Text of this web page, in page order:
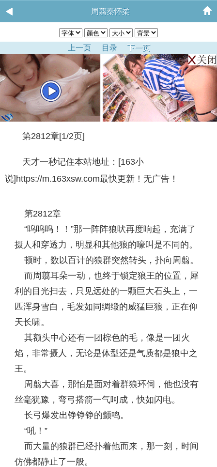
周翦秦怀柔
上一页 目录 下一页
第2812章[1/2页]
天才一秒记住本站地址：[163小
说]https://m.163xsw.com最快更新！无广告！
第2812章
“呜呜呜！！”那一阵阵狼吠再度响起，充满了
摄人和穿透力，明显和其他狼的嚎叫是不同的。
顿时，数以百计的狼群突然转头，扑向周翦。
而周翦耳朵一动，也终于锁定狼王的位置，犀
利的目光扫去，只见远处的一颗巨大石头上，一
匹浑身雪白，毛发如同绸缎的威猛巨狼，正在仰
天长啸。
其额头中心还有一团棕色的毛，像是一团火
焰，非常摄人，无论是体型还是气质都是狼中之
王。
周翦大喜，那怕是面对着群狼环伺，他也没有
丝毫犹豫，弯弓搭箭一气呵成，快如闪电。
长弓爆发出铮铮铮的颤鸣。
“吼！”
而大量的狼群已经扑着他而来，那一刻，时间
仿佛都静止了一般。